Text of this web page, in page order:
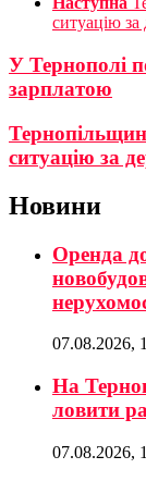
ситуацію
У Тернополі
зарплатою
ситуацію за
Новини
Оренда
07.08.2026,
На
ловити
07.08.2026,